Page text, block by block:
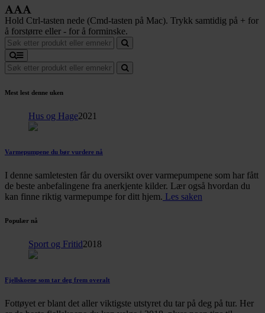
Hold Ctrl-tasten nede (Cmd-tasten på Mac). Trykk samtidig på + for
å forstørre eller - for å forminske.
Mest lest denne uken
Hus og Hage2021
Varmepumpene du bør vurdere nå
I denne samletesten får du oversikt over varmepumpene som har fått
de beste anbefalingene fra anerkjente kilder. Lær også hvordan du
kan finne riktig varmepumpe for ditt hjem. Les saken
Populær nå
Sport og Fritid2018
Fjellskoene som tar deg frem overalt
Fottøyet er blant det aller viktigste utstyret du tar på deg på tur. Her